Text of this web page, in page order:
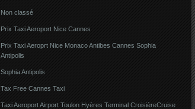
Non classé
Prix Taxi Aeroport Nice Cannes
Prix Taxi Aeroprt Nice Monaco Antibes Cannes Sophia
Antipolis
Sophia Antipolis
Tax Free Cannes Taxi
Taxi Aeroport Airport Toulon Hyères Terminal CroisièreCruise